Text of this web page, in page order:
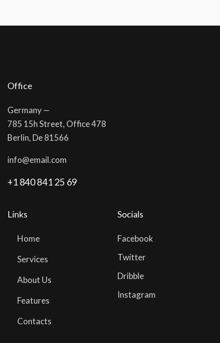
Office
Germany —
785 15h Street, Office 478
Berlin, De 81566
info@email.com
+1 840 841 25 69
Links
Home
Services
About Us
Features
Contacts
Socials
Facebook
Twitter
Dribble
Instagram